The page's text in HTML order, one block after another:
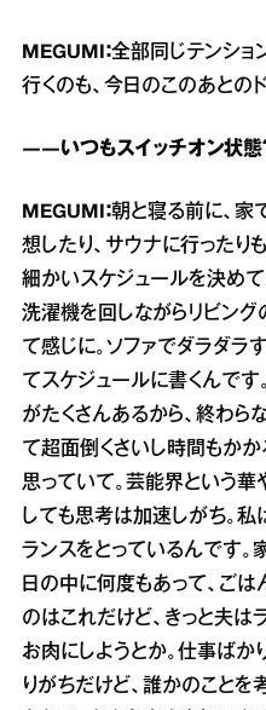
MEGUMI：全部同じテンショ
行くのも、今日のこのあとの
――いつもスイッチオン状態
MEGUMI：朝と寝る前に、家
想したり、サウナに行ったり
細かいスケジュールを決めて
洗濯機を回しながらリビング
て感じに。ソファでダラダラ
てスケジュールに書くんです
がたくさんあるから、終わら
て超面倒くさいし時間もかか
思っていて。芸能界という華
しても思考は加速しがち。私
ランスをとっているんです。
日の中に何度もあって、ご
のはこれだけど、きっと夫
お肉にしようとか。仕事ばか
りがちだけど、誰かのことを